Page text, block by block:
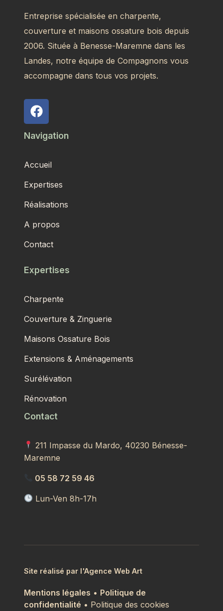
Entreprise spécialisée en charpente,
couverture et maisons ossature bois depuis
2006. Située à Benesse-Maremne dans les
Landes, notre équipe de Compagnons vous
accompagne dans tous vos projets.
Navigation
Accueil
Expertises
Réalisations
A propos
Contact
Expertises
Charpente
Couverture & Zinguerie
Maisons Ossature Bois
Extensions & Aménagements
Surélévation
Rénovation
Contact
211 Impasse du Mardo, 40230 Bénesse-
Maremne
05 58 72 59 46
Lun-Ven 8h-17h
Site réalisé par l'Agence Web Art
Mentions légales • Politique de
confidentialité • Politique des cookies